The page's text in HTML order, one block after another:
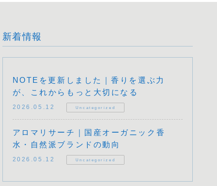
新着情報
NOTEを更新しました｜香りを選ぶ力
が、これからもっと大切になる
2026.05.12 Uncategorized
アロマリサーチ｜国産オーガニック香
水・自然派ブランドの動向
2026.05.12 Uncategorized